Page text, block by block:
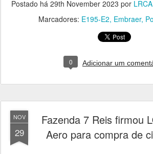
Postado há 29th November 2023 por
Marcadores: E195-E2 Embraer
0 Adicionar um
NOV
29
Fazenda 7 Reis firmou
Aero para compra de